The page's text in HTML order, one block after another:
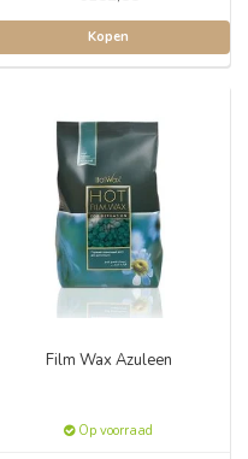
Kopen
Film Wax Azuleen
Op voorraad